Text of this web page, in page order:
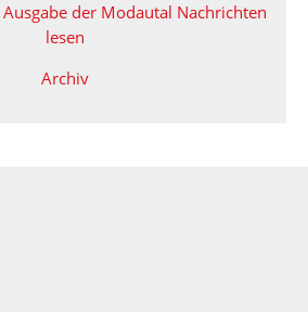
der Modautal Nachrichten
lesen
Archiv